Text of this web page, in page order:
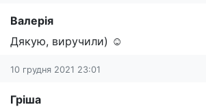
Валерія
Дякую, виручили) ☺️
10 грудня 2021 23:01
Гріша